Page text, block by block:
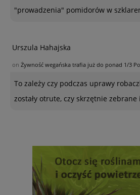
"prowadzenia" pomidorów w
Urszula Hahajska
on Żywność wegańska trafia już do ponad 1/3
To zależy czy podczas uprawy
zostały otrute, czy skrzętnie zebrane i